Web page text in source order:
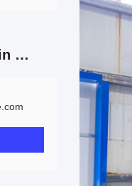
Treten Sie mit uns in Verbindung